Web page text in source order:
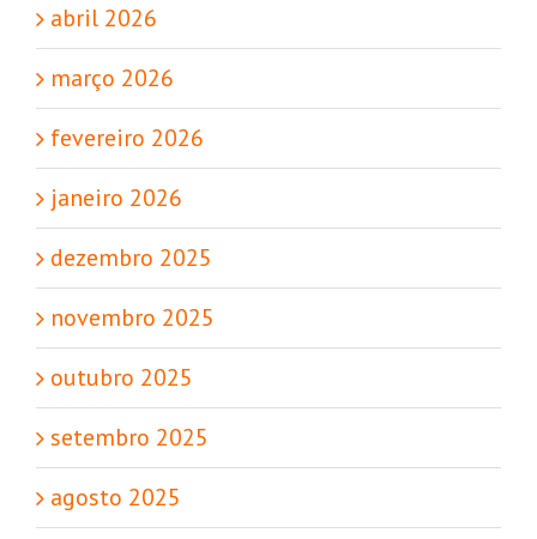
abril 2026
março 2026
fevereiro 2026
janeiro 2026
dezembro 2025
novembro 2025
outubro 2025
setembro 2025
agosto 2025